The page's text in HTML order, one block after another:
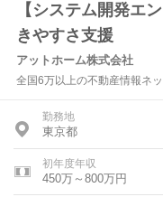
【システム開発エ
きやすさ支援
アットホーム株式会社
全国6万以上の不動産情報ネ
勤務地
東京都
初年度年収
450万～800万円